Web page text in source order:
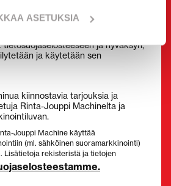
ASETUKSIA
ja hyväksyn,
ja käytetään sen
kiinnostavia tarjouksia ja
Rinta-Jouppi Machinelta ja
Jouppi Machine käyttää
(ml. sähköinen suoramarkkinointi)
Lisätietoja rekisteristä ja tietojen